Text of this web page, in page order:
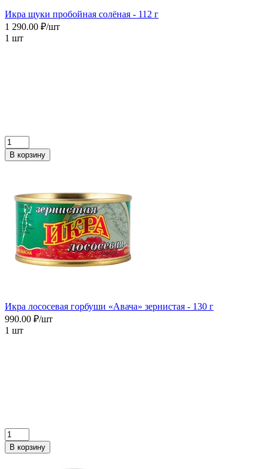
Икра щуки пробойная солёная - 112 г
1 290.00 ₽/шт
1 шт
В корзину
Икра лососевая горбуши «Авача» зернистая - 130 г
990.00 ₽/шт
1 шт
В корзину